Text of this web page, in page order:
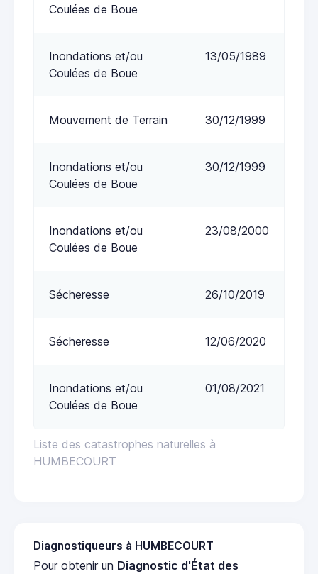
Liste des catastrophes naturelles à
HUMBECOURT
Coulées de Boue
Inondations et/ou
Coulées de Boue
13/05/1989
Mouvement de Terrain 30/12/1999
Inondations et/ou
Coulées de Boue
30/12/1999
Inondations et/ou
Coulées de Boue
23/08/2000
Sécheresse 26/10/2019
Sécheresse 12/06/2020
Inondations et/ou
Coulées de Boue
01/08/2021
Diagnostiqueurs à HUMBECOURT
Pour obtenir un Diagnostic d'État des